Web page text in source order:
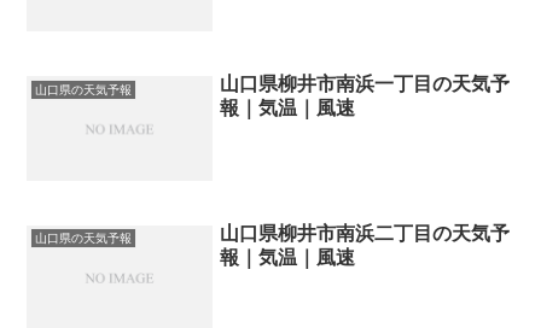
山口県の天気予報
山口県柳井市南浜一丁目の天気予
報｜気温｜風速
山口県の天気予報
山口県柳井市南浜二丁目の天気予
報｜気温｜風速